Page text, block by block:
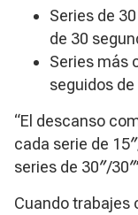
Series de
de 30
Series más
seguidos
“El descanso
cada serie de
series de 30″/
Cuando trabajes